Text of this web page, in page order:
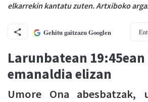
elkarrekin kantatu zuten. Artxiboko
Gehitu gaitzazu Googlen
Larunbatean 19:45ean
emanaldia elizan
Umore Ona abesbatzak,